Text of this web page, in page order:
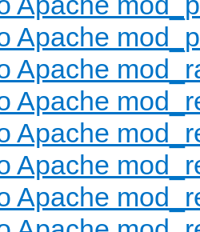
Apache
Apache
Apache
Apache
Apache
Apache